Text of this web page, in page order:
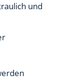
und